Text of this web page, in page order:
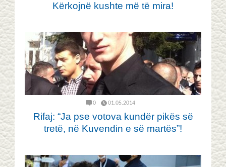
Kërkojnë kushte më të mira!
0 01.05.2014
Rifaj: “Ja pse votova kundër pikës së
tretë, në Kuvendin e së martës”!